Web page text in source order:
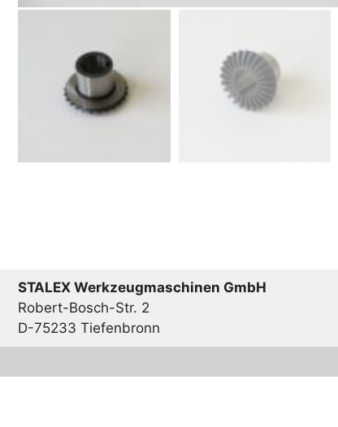
STALEX Werkzeugmaschinen GmbH
Robert-Bosch-Str. 2
D-75233 Tiefenbronn